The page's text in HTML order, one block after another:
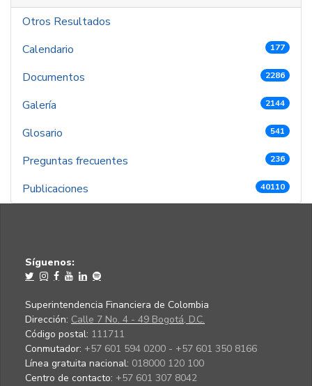
Otros Resultados
Calendario
177
Documentos 2286
Galería 2144
Glosario 541
Preguntas frecuentes 236
Publicaciones 40110
Síguenos:
Superintendencia Financiera de Colombia
Dirección: Calle 7 No. 4 - 49 Bogotá, D.C.
Código postal: 111711
Conmutador: +57 601 594 0200 - +57 601 350 8166
Línea gratuita nacional: 018000 120 100
Centro de contacto: +57 601 307 8042